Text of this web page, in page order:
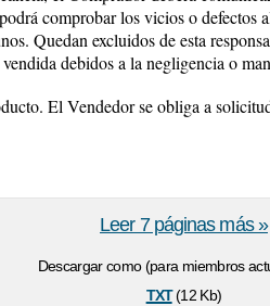
comprobar los vicios o defectos
Quedan excluidos de esta
debidos a la negligencia o
El Vendedor se obliga a
Descargar como (para miembros
txt(12 Kb)
Leer 7 páginas más »